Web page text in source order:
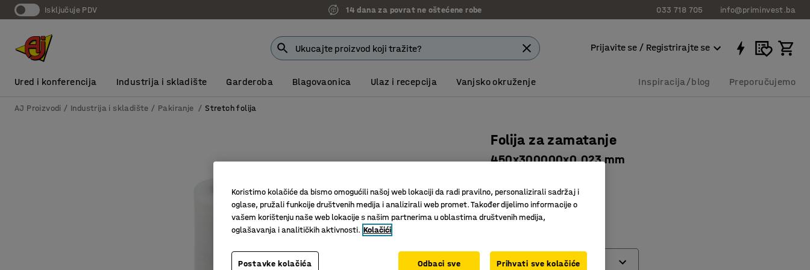
Isključuje PDV 14 dana za povrat ne oštećene robe 033 718 705 info@priminvest.ba
Prijavite se / Registrirajte se
Ured i konferencija Industrija i skladište Garderoba Blagovaonica Ulaz i recepcija Vanjsko okruženje Inspiracija/blog Preporučujemo
AJ Proizvodi Industrija i skladište Pakiranje Stretch folija
Folija za zamatanje
450x300000x0.023 mm
Folija
Za ručno zamatanje
23 μ
Koristimo kolačiće da bismo omogućili našoj web lokaciji da radi pravilno, personalizirali sadržaj i
oglase, pružali funkcije društvenih medija i analizirali web promet. Također dijelimo informacije o
vašem korištenju naše web lokacije s našim partnerima u oblastima društvenih medija,
oglašavanja i analitičkih aktivnosti. Kolačići
Postavke kolačića Odbaci sve Prihvati sve kolačiće